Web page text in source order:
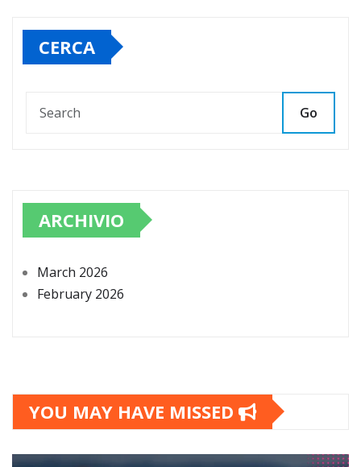
CERCA
Go
ARCHIVIO
March 2026
February 2026
YOU MAY HAVE MISSED